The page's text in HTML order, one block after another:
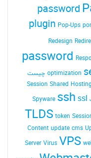
password
plugin Pop-Ups
Redesign
password
optimization
Session Shared Hosting
Spyware ssh ssl
TLDS token
Content update cms
Server Virus VPS